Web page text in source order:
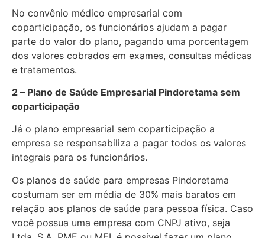
No convênio médico empresarial com
coparticipação, os funcionários ajudam a pagar
parte do valor do plano, pagando uma porcentagem
dos valores cobrados em exames, consultas médicas
e tratamentos.
2 – Plano de Saúde Empresarial Pindoretama sem
coparticipação
Já o plano empresarial sem coparticipação a
empresa se responsabiliza a pagar todos os valores
integrais para os funcionários.
Os planos de saúde para empresas Pindoretama
costumam ser em média de 30% mais baratos em
relação aos planos de saúde para pessoa física. Caso
você possua uma empresa com CNPJ ativo, seja